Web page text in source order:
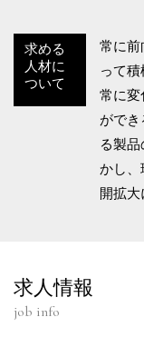
求める
人材に
ついて
常に前
って積
常に変
がで
る製
かし、
開拡大
求人情報
job info